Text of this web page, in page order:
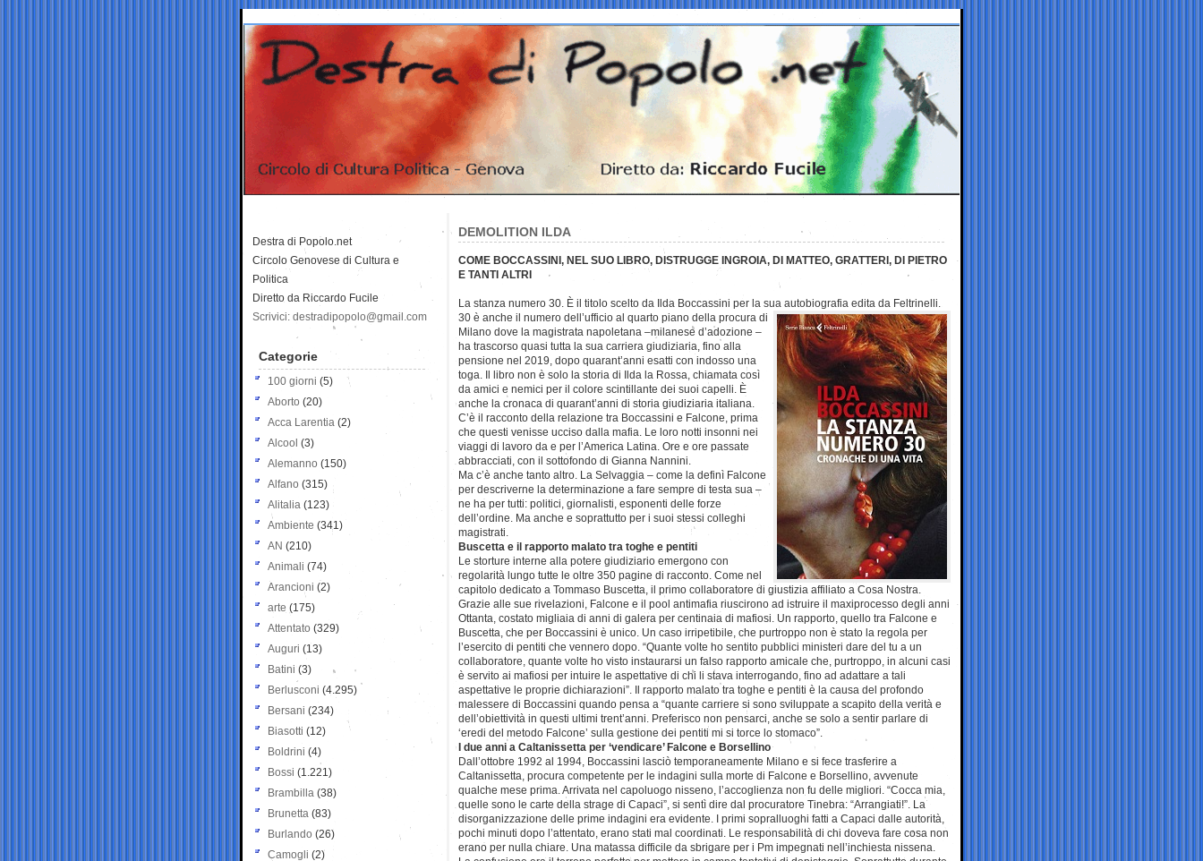
DEMOLITION ILDA
COME BOCCASSINI, NEL SUO LIBRO, DISTRUGGE INGROIA, DI MATTEO, GRATTERI, DI PIETRO
E TANTI ALTRI
La stanza numero 30. È il titolo scelto da Ilda Boccassini per la sua autobiografia edita da Feltrinelli.
30 è anche il numero dell’ufficio al quarto piano della procura di
Milano dove la magistrata napoletana –milanese d’adozione –
ha trascorso quasi tutta la sua carriera giudiziaria, fino alla
pensione nel 2019, dopo quarant’anni esatti con indosso una
toga. Il libro non è solo la storia di Ilda la Rossa, chiamata così
da amici e nemici per il colore scintillante dei suoi capelli. È
anche la cronaca di quarant’anni di storia giudiziaria italiana.
C’è il racconto della relazione tra Boccassini e Falcone, prima
che questi venisse ucciso dalla mafia. Le loro notti insonni nei
viaggi di lavoro da e per l’America Latina. Ore e ore passate
abbracciati, con il sottofondo di Gianna Nannini.
Ma c’è anche tanto altro. La Selvaggia – come la definì Falcone
per descriverne la determinazione a fare sempre di testa sua –
ne ha per tutti: politici, giornalisti, esponenti delle forze
dell’ordine. Ma anche e soprattutto per i suoi stessi colleghi
magistrati.
Buscetta e il rapporto malato tra toghe e pentiti
Le storture interne alla potere giudiziario emergono con
regolarità lungo tutte le oltre 350 pagine di racconto. Come nel
capitolo dedicato a Tommaso Buscetta, il primo collaboratore di giustizia affiliato a Cosa Nostra.
Grazie alle sue rivelazioni, Falcone e il pool antimafia riuscirono ad istruire il maxiprocesso degli anni
Ottanta, costato migliaia di anni di galera per centinaia di mafiosi. Un rapporto, quello tra Falcone e
Buscetta, che per Boccassini è unico. Un caso irripetibile, che purtroppo non è stato la regola per
l’esercito di pentiti che vennero dopo. “Quante volte ho sentito pubblici ministeri dare del tu a un
collaboratore, quante volte ho visto instaurarsi un falso rapporto amicale che, purtroppo, in alcuni casi
è servito ai mafiosi per intuire le aspettative di chi li stava interrogando, fino ad adattare a tali
aspettative le proprie dichiarazioni”. Il rapporto malato tra toghe e pentiti è la causa del profondo
malessere di Boccassini quando pensa a “quante carriere si sono sviluppate a scapito della verità e
dell’obiettività in questi ultimi trent’anni. Preferisco non pensarci, anche se solo a sentir parlare di
‘eredi del metodo Falcone’ sulla gestione dei pentiti mi si torce lo stomaco”.
I due anni a Caltanissetta per ‘vendicare’ Falcone e Borsellino
Dall’ottobre 1992 al 1994, Boccassini lasciò temporaneamente Milano e si fece trasferire a
Caltanissetta, procura competente per le indagini sulla morte di Falcone e Borsellino, avvenute
qualche mese prima. Arrivata nel capoluogo nisseno, l’accoglienza non fu delle migliori. “Cocca mia,
quelle sono le carte della strage di Capaci”, si sentì dire dal procuratore Tinebra: “Arrangiati!”. La
disorganizzazione delle prime indagini era evidente. I primi sopralluoghi fatti a Capaci dalle autorità,
pochi minuti dopo l’attentato, erano stati mal coordinati. Le responsabilità di chi doveva fare cosa non
erano per nulla chiare. Una matassa difficile da sbrigare per i Pm impegnati nell’inchiesta nissena.
Destra di Popolo.net
Circolo Genovese di Cultura e
Politica
Diretto da Riccardo Fucile
Scrivici: destradipopolo@gmail.com
Categorie
100 giorni (5)
Aborto (20)
Acca Larentia (2)
Alcool (3)
Alemanno (150)
Alfano (315)
Alitalia (123)
Ambiente (341)
AN (210)
Animali (74)
Arancioni (2)
arte (175)
Attentato (329)
Auguri (13)
Batini (3)
Berlusconi (4.295)
Bersani (234)
Biasotti (12)
Boldrini (4)
Bossi (1.221)
Brambilla (38)
Brunetta (83)
Burlando (26)
Camogli (2)